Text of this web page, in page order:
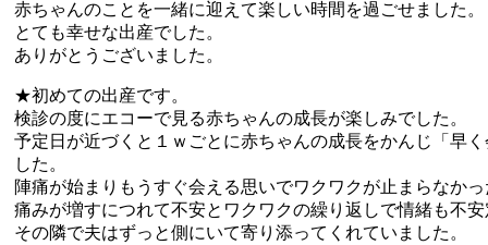
赤ちゃんのことを一緒に迎えて楽しい時間を過ごせました。
とても幸せな出産でした。
ありがとうございました。
★初めての出産です。
検診の度にエコーで見る赤ちゃんの成長が楽しみでした。
予定日が近づくと１ｗごとに赤ちゃんの成長をかんじ「早
した。
陣痛が始まりもうすぐ会える思いでワクワクが止まらなか
痛みが増すにつれて不安とワクワクの繰り返しで情緒も不
その隣で夫はずっと側にいて寄り添ってくれていました。